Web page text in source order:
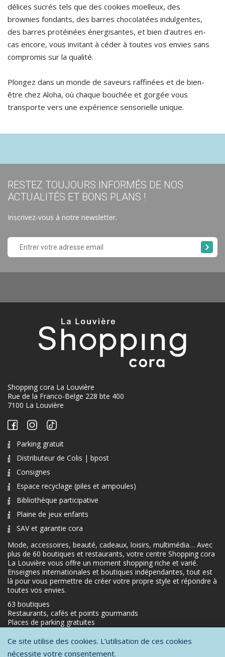
délices sucrés tels que des cookies moelleux, des
brownies fondants, des barres chocolatées indulgentes,
des barres protéinées énergisantes, et bien d'autres en-
cas encore, vous invitant à céder à toutes vos envies sans
compromis sur la qualité.
Plongez dans un monde de saveurs raffinées et de bien-
être chez Aloha, où chaque bouchée et gorgée vous
transporte vers une expérience sensorielle unique.
RESTEZ TOUJOURS INFORMÉS DE NOS
ACTUALITÉS ET BONS PLANS !
Inscrivez-vous à notre newsletter.
Shopping cora La Louvière
Rue de la Franco-Belge 228 bte 400
7100 La Louvière
Parking gratuit
Distributeur de Colis | bpost
Consignes
Espace recyclage (piles et ampoules)
Bibliothèque participative
Plaine de jeux enfants
SAV et garantie cora
Mode, accessoires, beauté, cadeaux, loisirs, multimédia… Avec
plus de 60 boutiques et restaurants, votre centre Shopping cora
La Louvière vous offre un moment shopping riche et varié.
Enseignes internationales et boutiques indépendantes, tout est
là pour vous permettre de créer votre propre style et répondre à
toutes vos envies.
63 boutiques
Restaurants, cafés et points gourmands
Places de parking gratuites
Ce site utilise des cookies. L’utilisation de ces cookies
nécessite votre consentement.